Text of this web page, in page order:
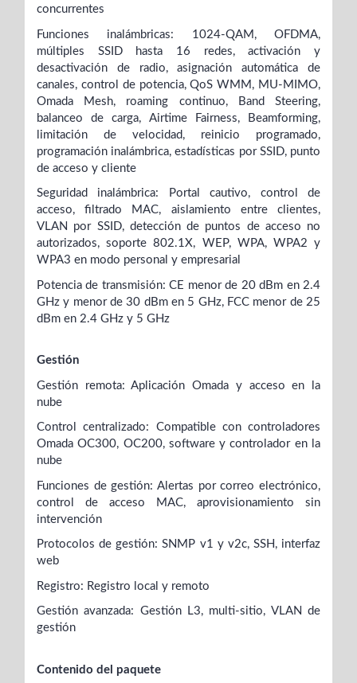
concurrentes
Funciones inalámbricas: 1024-QAM, OFDMA,
múltiples SSID hasta 16 redes, activación y
desactivación de radio, asignación automática de
canales, control de potencia, QoS WMM, MU-MIMO,
Omada Mesh, roaming continuo, Band Steering,
balanceo de carga, Airtime Fairness, Beamforming,
limitación de velocidad, reinicio programado,
programación inalámbrica, estadísticas por SSID, punto
de acceso y cliente
Seguridad inalámbrica: Portal cautivo, control de
acceso, filtrado MAC, aislamiento entre clientes,
VLAN por SSID, detección de puntos de acceso no
autorizados, soporte 802.1X, WEP, WPA, WPA2 y
WPA3 en modo personal y empresarial
Potencia de transmisión: CE menor de 20 dBm en 2.4
GHz y menor de 30 dBm en 5 GHz, FCC menor de 25
dBm en 2.4 GHz y 5 GHz
Gestión
Gestión remota: Aplicación Omada y acceso en la
nube
Control centralizado: Compatible con controladores
Omada OC300, OC200, software y controlador en la
nube
Funciones de gestión: Alertas por correo electrónico,
control de acceso MAC, aprovisionamiento sin
intervención
Protocolos de gestión: SNMP v1 y v2c, SSH, interfaz
web
Registro: Registro local y remoto
Gestión avanzada: Gestión L3, multi-sitio, VLAN de
gestión
Contenido del paquete